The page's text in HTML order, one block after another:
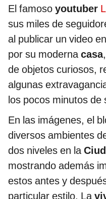
El famoso youtuber
sus miles de
al publicar un video
por su moderna casa
de objetos curiosos,
algunas
los pocos minutos de
En las imágenes, el
diversos ambientes
dos niveles en la
mostrando además
estos antes y
particular estilo. La